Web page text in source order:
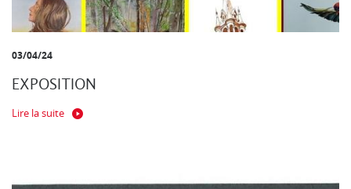
03/04/24
EXPOSITION
Lire la suite